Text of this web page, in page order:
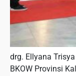
drg. Ellyana
BKOW Provinsi